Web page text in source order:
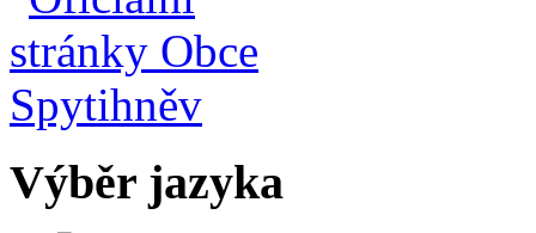
Výběr jazyka